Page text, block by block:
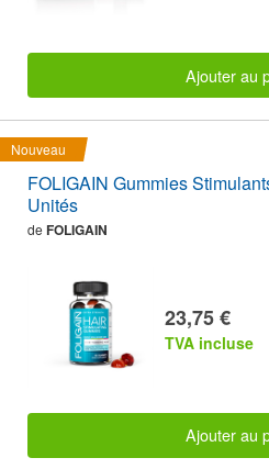
Ajouter au
Nouveau
FOLIGAIN Gummies
Unités
de FOLIGAIN
23,75 €
TVA incluse
Ajouter au